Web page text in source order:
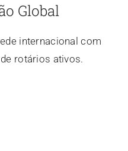
Global
internacional com
rotários ativos.